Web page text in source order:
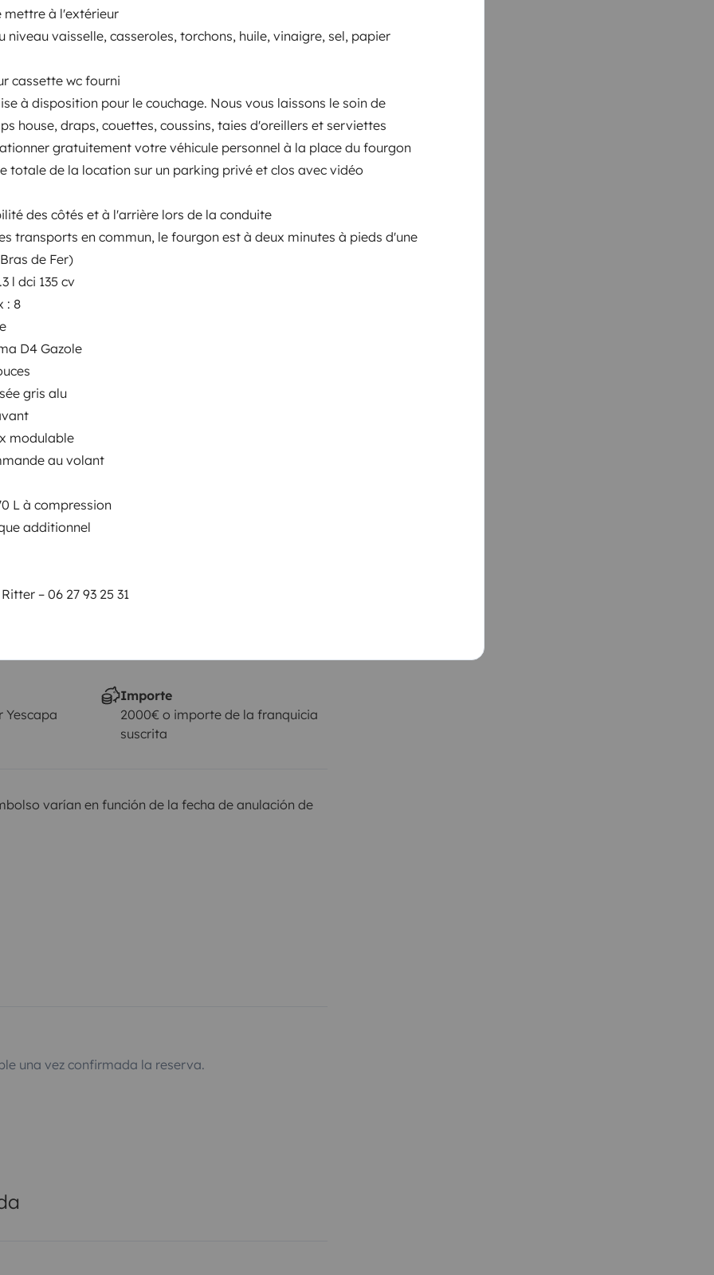
mettre à l'extérieur
niveau vaisselle, casseroles, torchons, huile, vinaigre, sel, papier
cassette wc fourni
à disposition pour le couchage. Nous vous laissons le soin de
house, draps, couettes, coussins, taies d'oreillers et serviettes
gratuitement votre véhicule personnel à la place du fourgon
totale de la location sur un parking privé et clos avec vidéo
des côtés et à l'arrière lors de la conduite
transports en commun, le fourgon est à deux minutes à pieds d'une
de Fer)
l dci 135 cv
: 8
D4 Gazole
gris alu
modulable
au volant
L à compression
additionnel
– 06 27 93 25 31
WC
Kit de limpieza
Dirección asistida
Puesta en circulación:
Yescapa
Importe
2000€ o importe de la franquicia
suscrita
varían en función de la fecha de anulación de
una vez confirmada la reserva.